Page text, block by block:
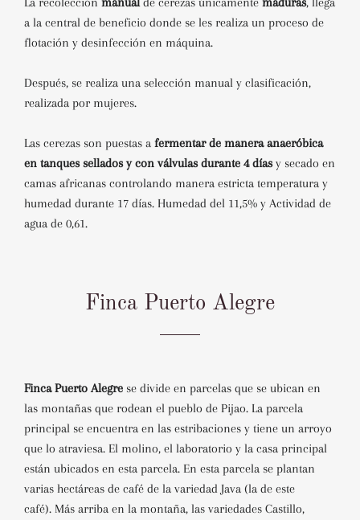
a la central de beneficio donde se les realiza un proceso de
flotación y desinfección en máquina.
Después, se realiza una selección manual y clasificación,
realizada por mujeres.
Las cerezas son puestas a fermentar de manera anaeróbica
en tanques sellados y con válvulas durante 4 díasy secado en
camas africanas controlando manera estricta temperatura y
humedad durante 17 días. Humedad del 11,5% y Actividad de
agua de 0,61.
Finca Puerto Alegre
Finca Puerto Alegre se divide en parcelas que se ubican en
las montañas que rodean el pueblo de Pijao. La parcela
principal se encuentra en las estribaciones y tiene un arroyo
que lo atraviesa. El molino, el laboratorio y la casa principal
están ubicados en esta parcela. En esta parcela se plantan
varias hectáreas de café de la variedad Java (la de este
café). Más arriba en la montaña, las variedades Castillo,